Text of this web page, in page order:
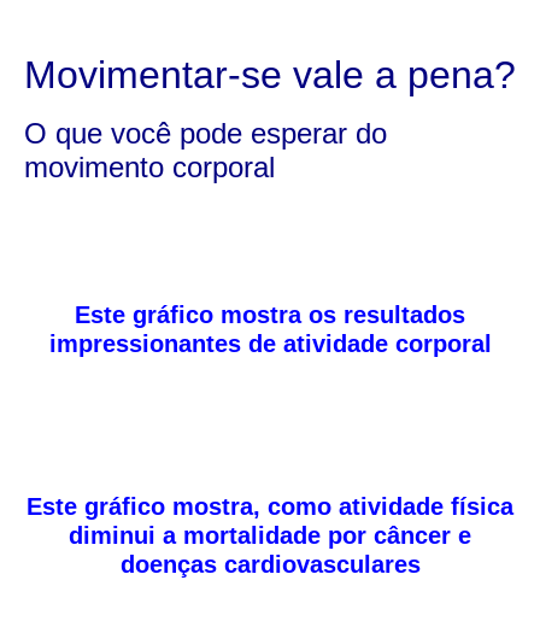
Movimentar-se vale a pena?
O que você pode esperar do
movimento corporal
Este gráfico mostra os resultados
impressionantes de atividade corporal
Este gráfico mostra, como atividade física
diminui a mortalidade por câncer e
doenças cardiovasculares